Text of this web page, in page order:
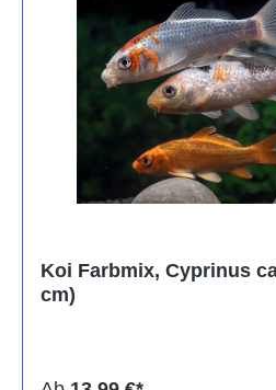
Koi Farbmix, Cyprinus
cm)